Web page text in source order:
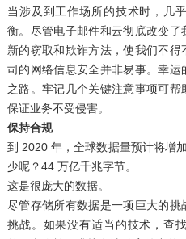
当涉及到工作场所的技术时，几
衡。尽管电子邮件和云彻底改变
新的窃取和欺诈方法，使我们不
司的网络信息安全并非易事。幸
之路。牢记几个关键注意事项可
保证业务不受侵害。
保持合规
到 2020 年，全球数据量预计将增
少呢？44 万亿千兆字节。
这是很庞大的数据。
尽管存储所有数据是一项巨大的
挑战。如果没有适当的技术，查